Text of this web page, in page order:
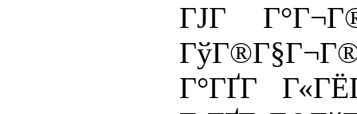
ГЈГ
Г°ГҐГ